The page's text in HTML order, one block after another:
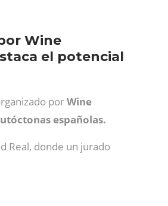
Wine
el potencial
porWine
españolas.
Real, donde un jurado